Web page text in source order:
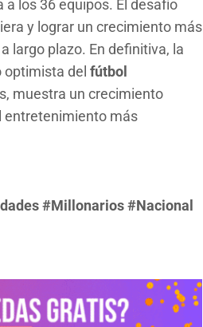
los 36 equipos. El desafío
y lograr un crecimiento más
largo plazo. En definitiva, la
del fútbol
muestra un crecimiento
entretenimiento más
#Millonarios #Nacional